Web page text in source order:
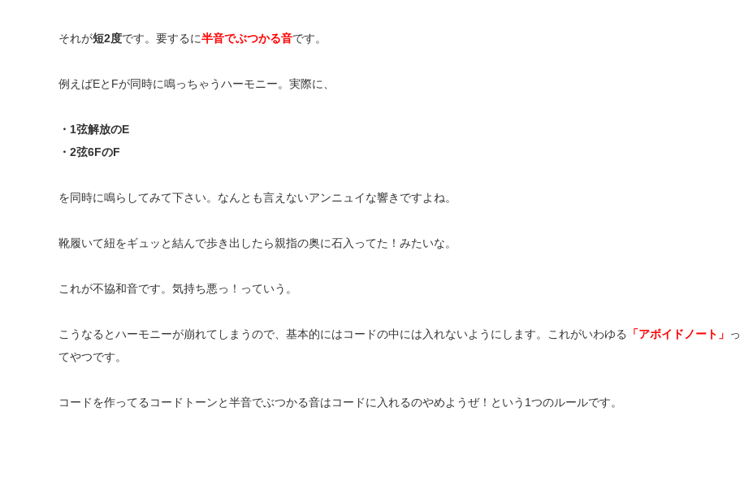
それが短2度です。要するに半音でぶつかる音です。
例えばEとFが同時に鳴っちゃうハーモニー。実際に、
・1弦解放のE
・2弦6FのF
を同時に鳴らしてみて下さい。なんとも言えないアンニュイな響きですよね。
靴履いて紐をギュッと結んで歩き出したら親指の奥に石入ってた！みたいな。
これが不協和音です。気持ち悪っ！っていう。
こうなるとハーモニーが崩れてしまうので、基本的にはコードの中には入れないようにします。これがいわゆる 「アボイドノート」 っ
てやつです。
コードを作ってるコードトーンと半音でぶつかる音はコードに入れるのやめようぜ！という1つのルールです。